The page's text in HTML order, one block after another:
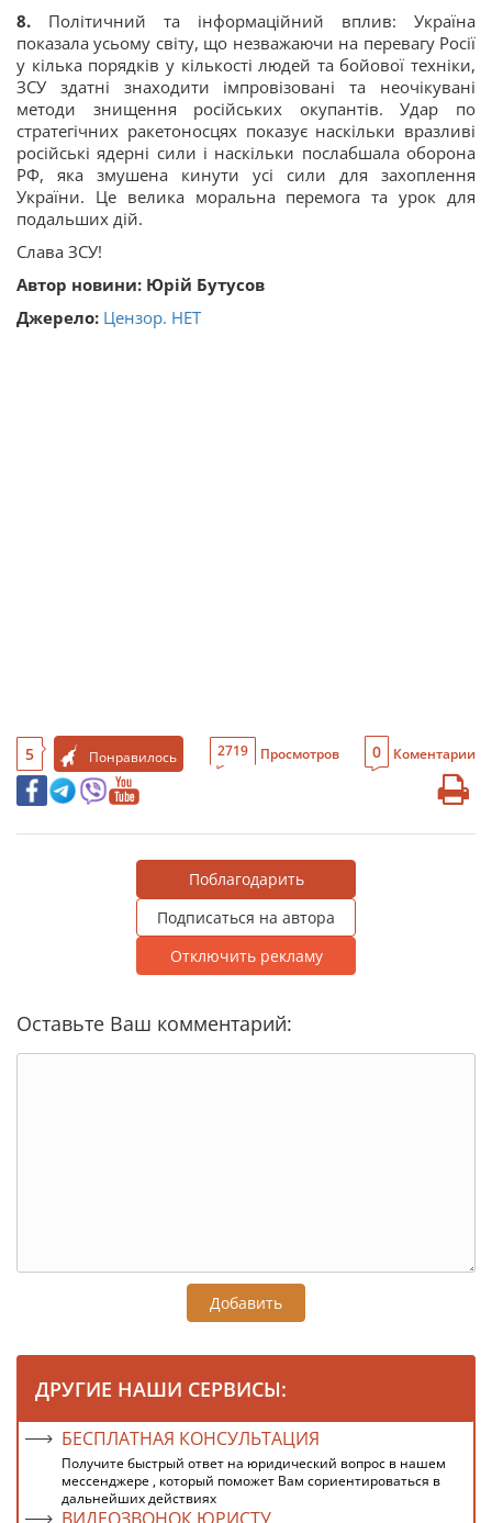
8. Політичний та інформаційний вплив: Україна
показала усьому світу, що незважаючи на перевагу Росії
у кілька порядків у кількості людей та бойової техніки,
ЗСУ здатні знаходити імпровізовані та неочікувані
методи знищення російських окупантів. Удар по
стратегічних ракетоносцях показує наскільки вразливі
російські ядерні сили і наскільки послабшала оборона
РФ, яка змушена кинути усі сили для захоплення
України. Це велика моральна перемога та урок для
подальших дій.
Слава ЗСУ!
Автор новини: Юрій Бутусов
Джерело: Цензор. НЕТ
5 Понравилось 2719 Просмотров 0 Коментарии
Поблагодарить
Подписаться на автора
Отключить рекламу
Оставьте Ваш комментарий:
Добавить
ДРУГИЕ НАШИ СЕРВИСЫ:
БЕСПЛАТНАЯ КОНСУЛЬТАЦИЯ
Получите быстрый ответ на юридический вопрос в нашем
мессенджере , который поможет Вам сориентироваться в
дальнейших действиях